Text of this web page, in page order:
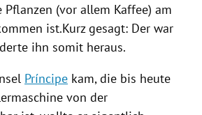
Pflanzen (vor allem Kaffee) am
ist.Kurz gesagt: Der war
ihn somit heraus.
Príncipe kam, die bis heute
von der